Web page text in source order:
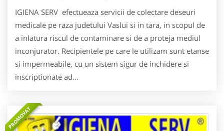
IGIENA SERV efectueaza servicii de colectare deseuri
medicale pe raza judetului Vaslui si in tara, in scopul de
a inlatura riscul de contaminare si de a proteja mediul
inconjurator. Recipientele pe care le utilizam sunt etanse
si impermeabile, cu un sistem sigur de inchidere si
inscriptionate ad...
PROMOVAT